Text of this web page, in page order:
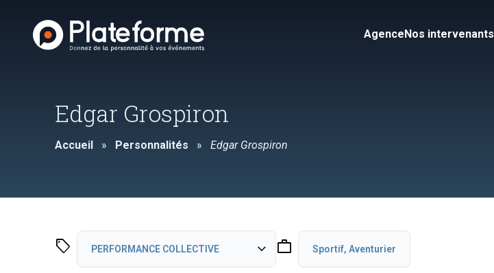
AgenceNos intervenants
Edgar Grospiron
Accueil » Personnalités » Edgar Grospiron
sell PERFORMANCE COLLECTIVE expand_more work Sportif, Aventurier